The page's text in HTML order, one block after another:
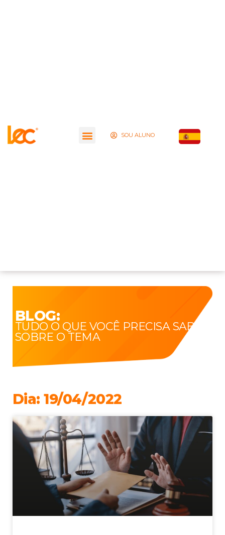
SOU ALUNO
BLOG:
TUDO O QUE VOCÊ PRECISA SABER
SOBRE O TEMA
Dia: 19/04/2022